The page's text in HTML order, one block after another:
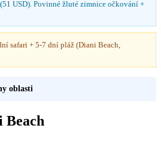
USD). Povinné žluté zimnice očkování +
safari + 5-7 dní pláž (Diani Beach,
oblasti
Beach